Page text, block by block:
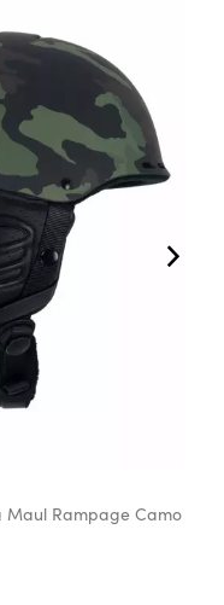
Maul Rampage Camo